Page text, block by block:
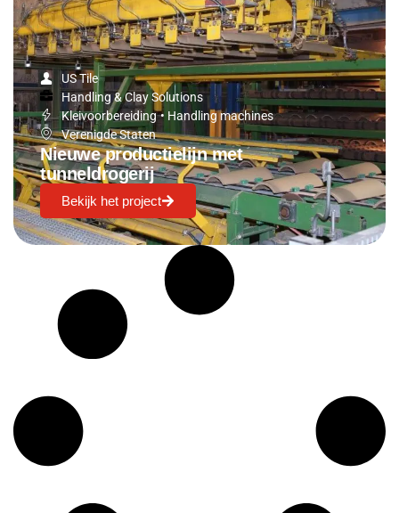
US Tile
Handling & Clay Solutions
Kleivoorbereiding • Handling machines
Verenigde Staten
Nieuwe productielijn met
tunneldrogerij
Bekijk het project